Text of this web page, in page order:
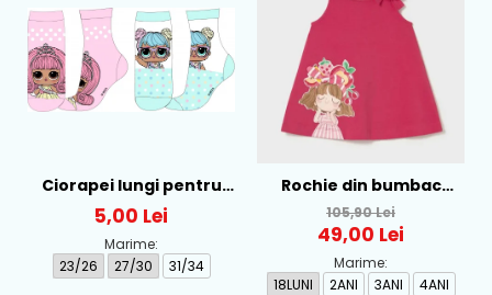
Ciorapei lungi pentru
fete cu personaj LOL -
52-34-315
5,00 Lei
Marime:
23/26
27/30 31/34
Rochie din bumbac
pentru fete Mayoral,
Rosu - 1930-069
105,90 Lei
49,00 Lei
Marime:
18LUNI
2ANI 3ANI 4ANI